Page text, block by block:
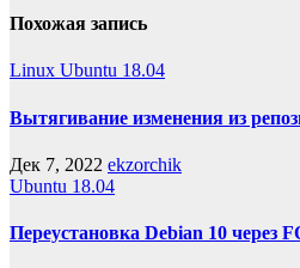
Похожая запись
Linux Ubuntu 18.04
Вытягивание изменения из
Дек 7, 2022 ekzorchik
Ubuntu 18.04
Переустановка Debian 10 через